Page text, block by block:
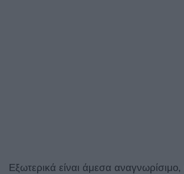
Εξωτερικά είναι άμεσα αναγνωρίσιμο,